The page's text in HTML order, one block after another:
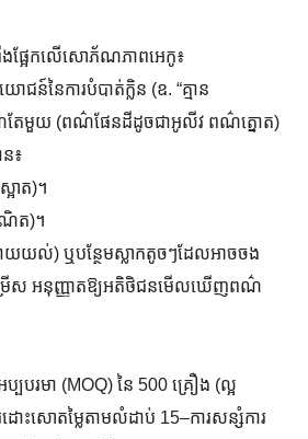
ងផ្អែកលើសោភ័ណភាពអេកូ៖
ជន៍នៃការបំបាត់ក្លិន (ឧ. “គ្មាន
ពណ៌តែមួយ (ពណ៌ផែនដីដូចជាអូលីវ ពណ៌ត្នោត)
ន៖
ាត)។
ណិត)។
ងាយយល់) ឬបន្ថែមស្លាកតូចៗដែលអាចចង
ម្រើស អនុញ្ញាតឱ្យអតិថិជនមើលឃើញពណ៌
បរមា (MOQ) នៃ 500 គ្រឿង (ល្អ
ះសោតម្លៃតាមលំដាប់ 15–ការសន្សំការ